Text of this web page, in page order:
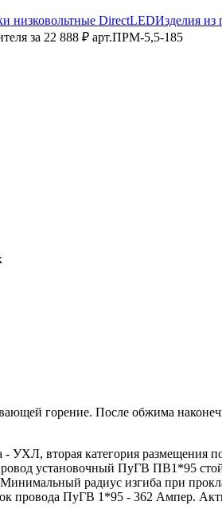
низковольтные DirectLEDИзделия из
за 22 888 ₽ арт.ПРМ-5,5-185
горение. После обжима
вторая категория размещения
установочный ПуГВ ПВ1*95
радиус изгиба при
провода ПуГВ 1*95 - 362 Ампер.